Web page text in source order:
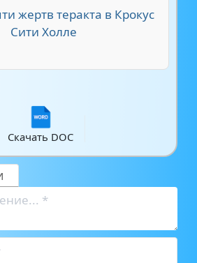
жертв теракта в Крокус
Сити Холле
Скачать DOC